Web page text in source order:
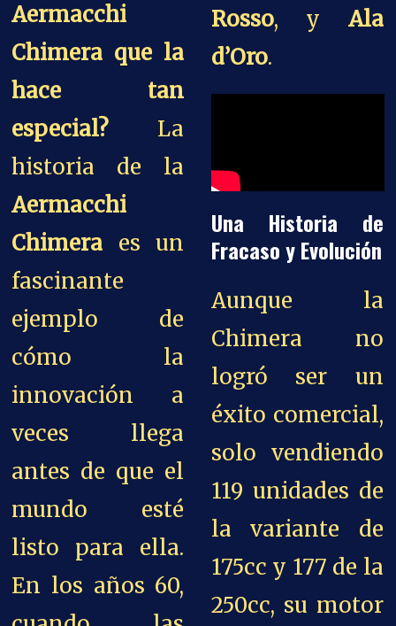
Aermacchi
Chimera que la
hace tan
especial? La
historia de la
Aermacchi
Chimera es un
fascinante
ejemplo de
cómo la
innovación a
veces llega
antes de que el
mundo esté
listo para ella.
En los años 60,
Rosso, y Ala
d’Oro.
Una Historia de
Fracaso y Evolución
Aunque la
Chimera no
logró ser un
éxito comercial,
solo vendiendo
119 unidades de
la variante de
175cc y 177 de la
250cc, su motor